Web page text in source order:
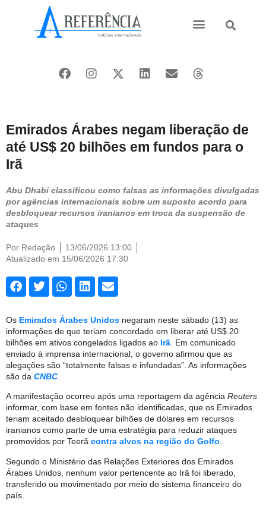
Emirados Árabes negam liberação de
até US$ 20 bilhões em fundos para o
Irã
Abu Dhabi classificou como falsas as informações divulgadas
por agências internacionais sobre um suposto acordo para
desbloquear recursos iranianos em troca da suspensão de
ataques
Por Redação
13/06/2026 13:00
Atualizado em 15/06/2026 17:30
Os Emirados Árabes Unidos negaram neste sábado (13) as
informações de que teriam concordado em liberar até US$ 20
bilhões em ativos congelados ligados ao Irã . Em comunicado
enviado à imprensa internacional, o governo afirmou que as
alegações são “totalmente falsas e infundadas”. As informações
são da CNBC.
A manifestação ocorreu após uma reportagem da agência Reuters
informar, com base em fontes não identificadas, que os Emirados
teriam aceitado desbloquear bilhões de dólares em recursos
iranianos como parte de uma estratégia para reduzir ataques
promovidos por Teerã contra alvos na região do Golfo.
Segundo o Ministério das Relações Exteriores dos Emirados
Árabes Unidos, nenhum valor pertencente ao Irã foi liberado,
transferido ou movimentado por meio do sistema financeiro do
país.